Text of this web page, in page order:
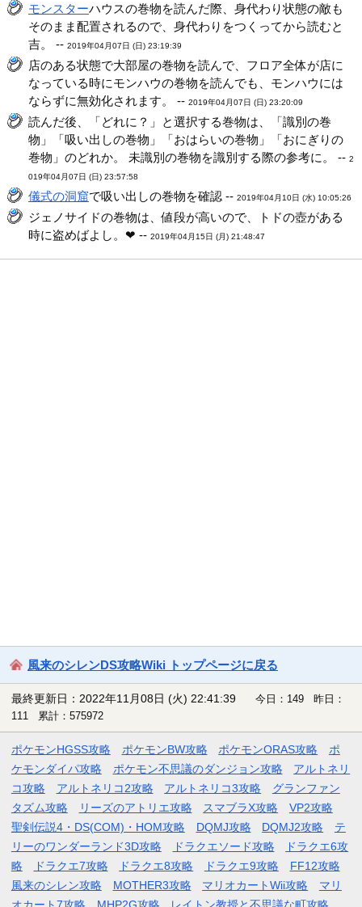
モンスターハウスの巻物を読んだ際、身代わり状態の敵も
そのまま配置されるので、身代わりをつくってから読むと
吉。 --2019年04月07日 (日) 23:19:39
店のある状態で大部屋の巻物を読んで、フロア全体が店に
なっている時にモンハウの巻物を読んでも、モンハウには
ならずに無効化されます。 --2019年04月07日 (日) 23:20:09
読んだ後、「どれに？」と選択する巻物は、「識別の巻
物」「吸い出しの巻物」「おはらいの巻物」「おにぎりの
巻物」のどれか。 未識別の巻物を識別する際の参考に。 --2
019年04月07日 (日) 23:57:58
儀式の洞窟で吸い出しの巻物を確認 --2019年04月10日 (水) 10:05:26
ジェノサイドの巻物は、値段が高いので、トドの壺がある
時に盗めばよし。❤ --2019年04月15日 (月) 21:48:47
風来のシレンDS攻略Wiki トップページに戻る
最終更新日：2022年11月08日 (火) 22:41:39
今日：149 昨日：
111 累計：575972
ポケモンHGSS攻略 ポケモンBW攻略 ポケモンORAS攻略
ポ
ケモンダイパ攻略
ポケモン不思議のダンジョン攻略
アルトネリ
コ攻略
アルトネリコ2攻略 アルトネリコ3攻略
グランファン
タズム攻略
リーズのアトリエ攻略 スマブラX攻略
VP2攻略
聖剣伝説4・DS(COM)・HOM攻略
DQMJ攻略 DQMJ2攻略
テ
リーのワンダーランド3D攻略
ドラクエソード攻略
ドラクエ6攻
略
ドラクエ7攻略 ドラクエ8攻略 ドラクエ9攻略
FF12攻略
風来のシレン攻略
MOTHER3攻略 マリオカートWii攻略
マリ